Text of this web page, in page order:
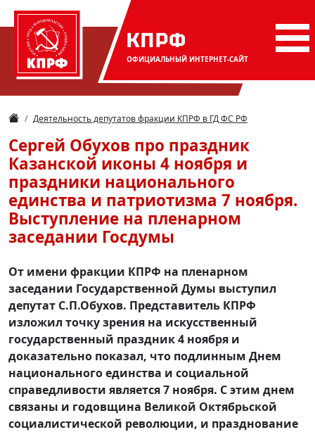
КПРФ
ОФИЦИАЛЬНЫЙ ИНТЕРНЕТ-САЙТ
Деятельность депутатов фракции КПРФ в ГД ФС РФ
Сергей Обухов про праздник
Казанской иконы 4 ноября и
праздники национального
единства и патриотизма 7 ноября.
Выступление на пленарном
заседании Госдумы
От имени фракции КПРФ на пленарном
заседании Государственной Думы выступил
депутат С.П.Обухов. Представитель КПРФ
изложил точку зрения на искусственный
государственный праздник 4 ноября и
доказательно показал, что подлинным Днем
национального единства и социальной
справедливости является 7 ноября. С этим днем
связаны и годовщина Великой Октябрьской
социалистической революции, и празднование